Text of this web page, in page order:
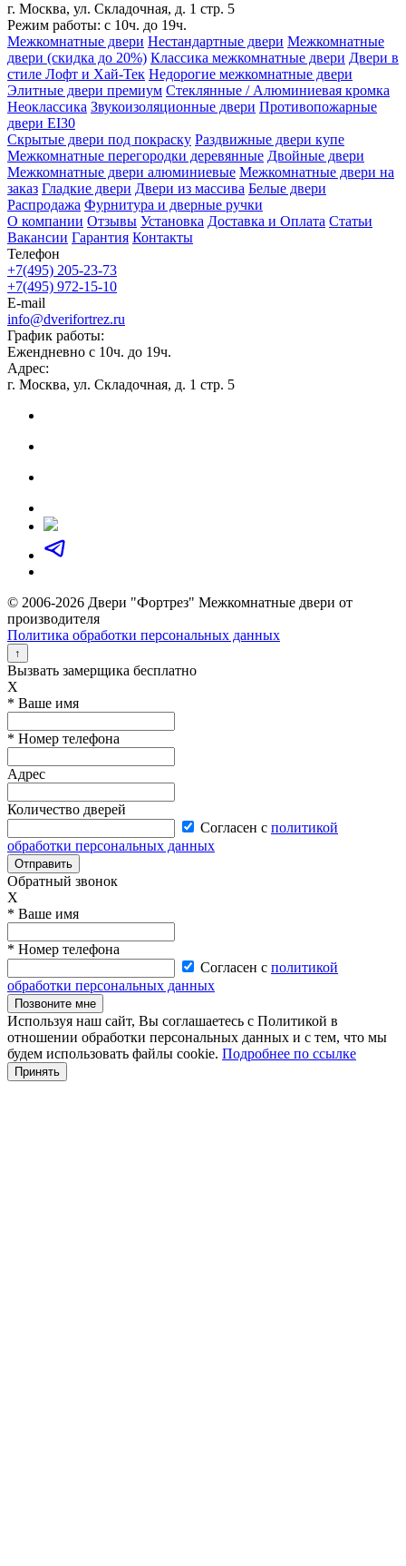
г. Москва, ул. Складочная, д. 1 стр. 5
Режим работы: с 10ч. до 19ч.
Межкомнатные двери Нестандартные двери Межкомнатные
двери (скидка до 20%) Классика межкомнатные двери Двери в
стиле Лофт и Хай-Тек Недорогие межкомнатные двери
Элитные двери премиум Стеклянные / Алюминиевая кромка
Неоклассика Звукоизоляционные двери Противопожарные
двери EI30
Скрытые двери под покраску Раздвижные двери купе
Межкомнатные перегородки деревянные Двойные двери
Межкомнатные двери алюминиевые Межкомнатные двери на
заказ Гладкие двери Двери из массива Белые двери
Распродажа Фурнитура и дверные ручки
О компании Отзывы Установка Доставка и Оплата Статьи
Вакансии Гарантия Контакты
Телефон
+7(495) 205-23-73
+7(495) 972-15-10
E-mail
info@dverifortrez.ru
График работы:
Ежендневно с 10ч. до 19ч.
Адрес:
г. Москва, ул. Складочная, д. 1 стр. 5
© 2006-2026 Двери "Фортрез" Межкомнатные двери от
производителя
Политика обработки персональных данных
↑
Вызвать замерщика бесплатно
X
* Ваше имя
* Номер телефона
Адрес
Количество дверей
Согласен с политикой
обработки персональных данных
Отправить
Обратный звонок
X
* Ваше имя
* Номер телефона
Согласен с политикой
обработки персональных данных
Позвоните мне
Используя наш сайт, Вы соглашаетесь с Политикой в
отношении обработки персональных данных и с тем, что мы
будем использовать файлы cookie. Подробнее по ссылке
Принять